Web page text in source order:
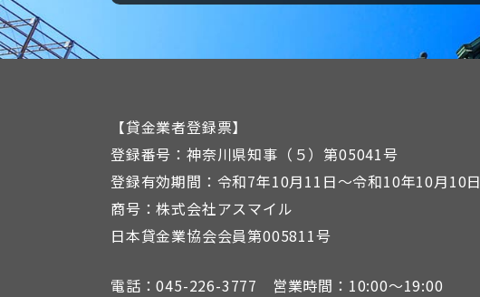
【貸金業者登録票】
登録番号：神奈川県知事（５）第05041号
登録有効期間：令和7年10月11日～令和10年10月10日
商号：株式会社アスマイル
日本貸金業協会会員第005811号
電話：045-226-3777 営業時間：10:00～19:00